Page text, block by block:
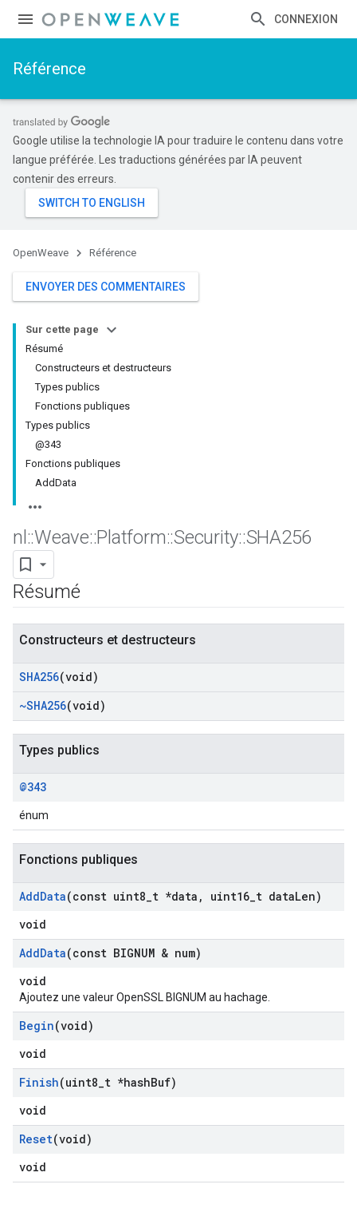
CONNEXION
Référence
Google utilise la technologie IA pour traduire le contenu dans votre
langue préférée. Les traductions générées par IA peuvent
contenir des erreurs.
OpenWeave Référence
ENVOYER DES COMMENTAIRES
Sur cette page
Résumé
Constructeurs et destructeurs
Types publics
Fonctions publiques
Types publics
@343
Fonctions publiques
AddData
nl ::Weave::Platform::Security::SHA256
Résumé
Constructeurs et destructeurs
SHA256(void)
~SHA256(void)
Types publics
@343
énum
Fonctions publiques
AddData(const uint8 t *data , uint16 t dataLen)
void
AddData(const BIGNUM & num)
void
Ajoutez une valeur OpenSSL BIGNUM au hachage.
Begin(void)
void
Finish(uint8 t *hashBuf)
void
Reset(void)
void